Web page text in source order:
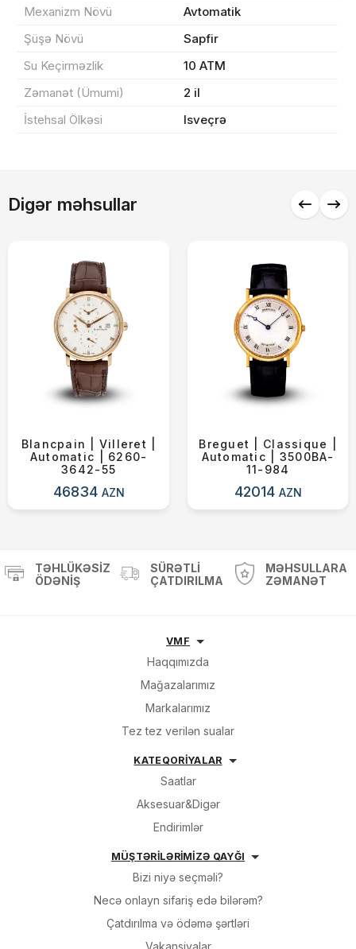
Mexanizm Növü
Avtomatik
Şüşə Növü
Sapfir
Su Keçirməzlik
10 ATM
Zəmanət (Ümumi)
2 il
İstehsal Ölkəsi
Isveçrə
Digər məhsullar
Blancpain | Villeret |
Automatic | 6260-
3642-55
46834 AZN
Breguet | Classique |
Automatic | 3500BA-
11-984
42014 AZN
Alış-verişə davam et
TƏHLÜKƏSIZ
ÖDƏNIŞ
SÜRƏTLI
ÇATDIRILMA
MƏHSULLARA
ZƏMANƏT
VMF
Haqqımızda
Mağazalarımız
Markalarımız
Tez tez verilən sualar
KATEQORİYALAR
Saatlar
Aksesuar&Digər
Endirimlər
MÜŞTƏRİLƏRİMİZƏ QAYĞI
Bizi niyə seçməli?
Necə onlayn sifariş edə bilərəm?
Çatdırılma və ödəmə şərtləri
Vakansiyalar